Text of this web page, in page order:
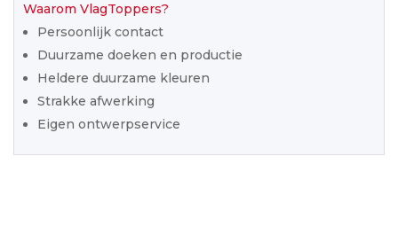
Waarom VlagToppers?
Persoonlijk contact
Duurzame doeken en productie
Heldere duurzame kleuren
Strakke afwerking
Eigen ontwerpservice